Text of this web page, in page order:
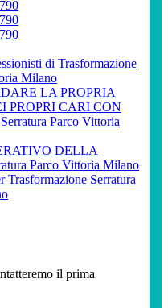
di Trasformazione
Milano
LA PROPRIA
PROPRI CARI CON
Parco Vittoria
DELLA
Parco Vittoria Milano
Serratura
il prima